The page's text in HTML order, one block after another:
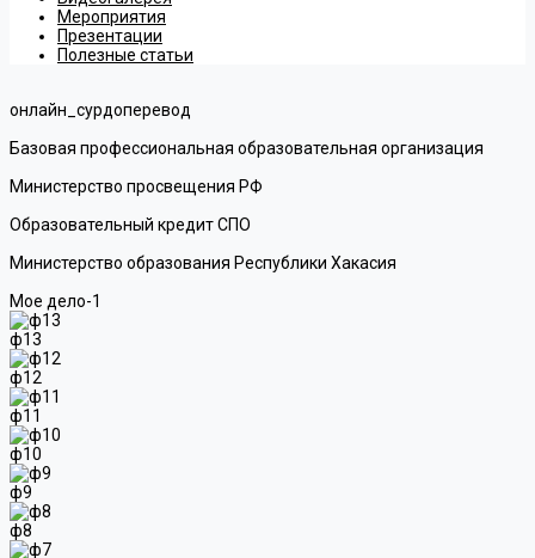
Мероприятия
Презентации
Полезные статьи
онлайн_сурдоперевод
Базовая профессиональная образовательная организация
Министерство просвещения РФ
Образовательный кредит СПО
Министерство образования Республики Хакасия
Мое дело-1
ф13
ф12
ф11
ф10
ф9
ф8